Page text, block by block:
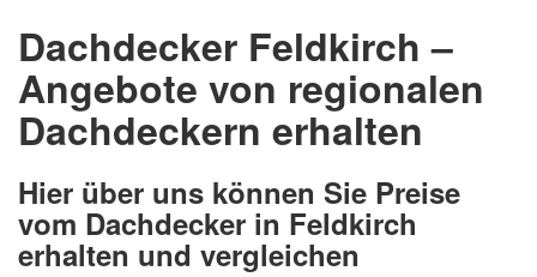
Dachdecker Feldkirch –
Angebote von regionalen
Dachdeckern erhalten
Hier über uns können Sie Preise
vom Dachdecker in Feldkirch
erhalten und vergleichen